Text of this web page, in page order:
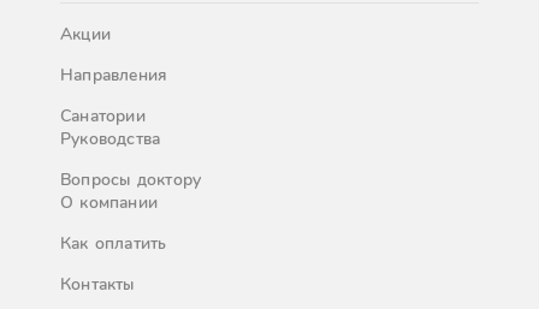
Акции
Направления
Санатории
Руководства
Вопросы доктору
О компании
Как оплатить
Контакты